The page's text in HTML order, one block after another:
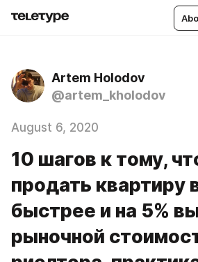
Artem Holodov
@artem_kholodov
August 6, 2020
10 шагов к тому,
продать квартиру
быстрее и на 5%
рыночной